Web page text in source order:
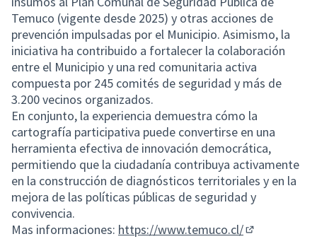
Temuco (vigente desde 2025) y otras acciones de
prevención impulsadas por el Municipio. Asimismo, la
iniciativa ha contribuido a fortalecer la colaboración
entre el Municipio y una red comunitaria activa
compuesta por 245 comités de seguridad y más de
3.200 vecinos organizados.
En conjunto, la experiencia demuestra cómo la
cartografía participativa puede convertirse en una
herramienta efectiva de innovación democrática,
permitiendo que la ciudadanía contribuya activamente
en la construcción de diagnósticos territoriales y en la
mejora de las políticas públicas de seguridad y
convivencia.
Mas informaciones: https://www.temuco.cl/